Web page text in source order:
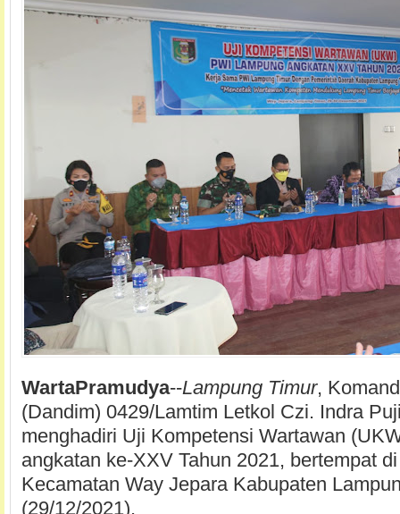
WartaPramudya--Lampung Timur,
(Dandim) 0429/Lamtim Letkol Czi. Indra
menghadiri Uji Kompetensi Wartawan
angkatan ke-XXV Tahun 2021, bertempat
Kecamatan Way Jepara Kabupaten
(29/12/2021).